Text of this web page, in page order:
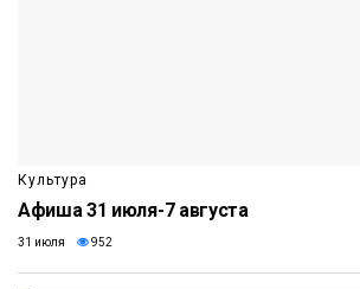
Культура
Афиша 31 июля-7 августа
31 июля 952